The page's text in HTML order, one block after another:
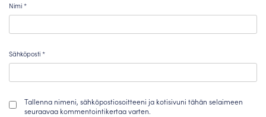
Nimi*
Sähköposti*
Tallenna nimeni, sähköpostiosoitteeni ja kotisivuni tähän selaimeen
seuraavaa kommentointikertaa varten.